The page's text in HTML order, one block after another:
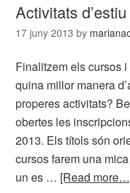
Activitats
17 juny 2013 by
Finalitzem els cursos
quina millor manera
properes activitats?
obertes les
2013. Els títols són
cursos farem una
un es … [Read